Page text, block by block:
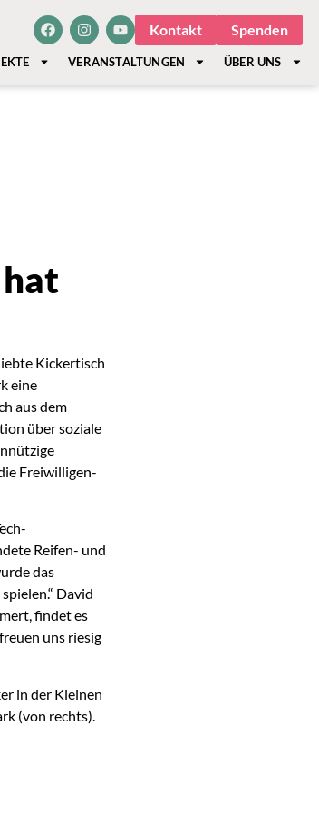
Kontakt Spenden
VERANSTALTUNGEN ÜBER UNS
Kickertisch
eine
aus dem
über soziale
Freiwilligen-
Reifen- und
das
David
findet es
uns riesig
in der Kleinen
(von rechts).